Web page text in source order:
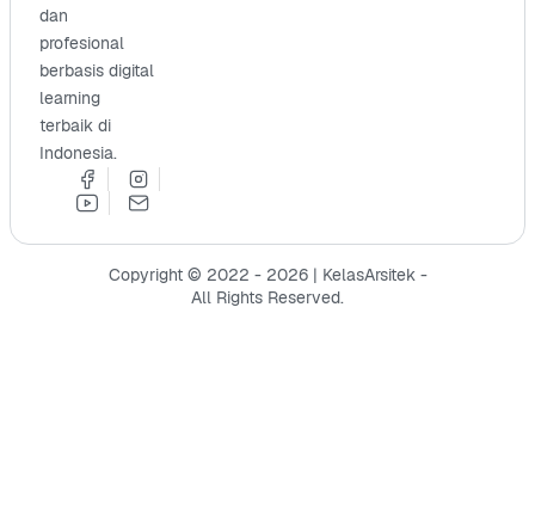
dan
profesional
berbasis digital
learning
terbaik di
Indonesia.
Copyright © 2022 - 2026 | KelasArsitek -
All Rights Reserved.